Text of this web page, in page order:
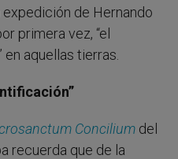
de Hernando
primera vez, “el
aquellas tierras.
Concilium del
recuerda que de la